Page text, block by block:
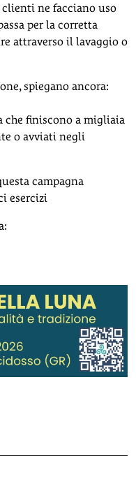
ne facciano uso
per la corretta
attraverso il lavaggio o
spiegano ancora:
che finiscono a migliaia
o avviati negli
campagna
esercizi